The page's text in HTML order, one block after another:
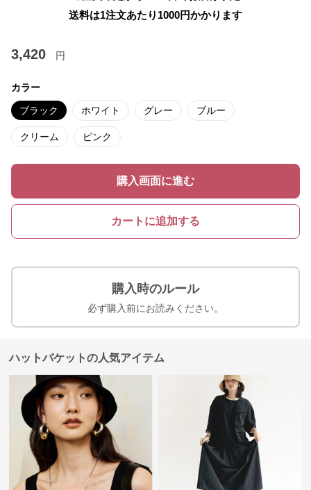
送料は1注文あたり 1000円かかります
3,420 円
カラー
ブラック ホワイト グレー ブルー
クリーム ピンク
購入画面に進む
カートに追加する
購入時のルール
必ず購入前にお読みください。
ハットバケットの人気アイテム